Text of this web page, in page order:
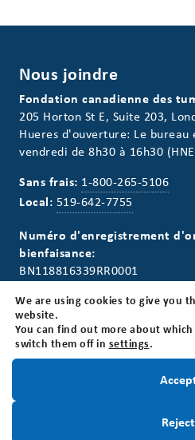
Nous joindre
Fondation canadienne des
205 Horton St E, Suite 203,
Hueres d'ouverture: Le
vendredi de 8h30 à 16h30
Sans frais: 1-800-265-5106
Local: 519-642-7755
Numéro d'enregistrement
bienfaisance:
BN118816339RR0001
Restez informé! Inscrivez-
Inscrivez-
We are using cookies to give you
website.
You can find out more about
switch them off in settings.
Reject